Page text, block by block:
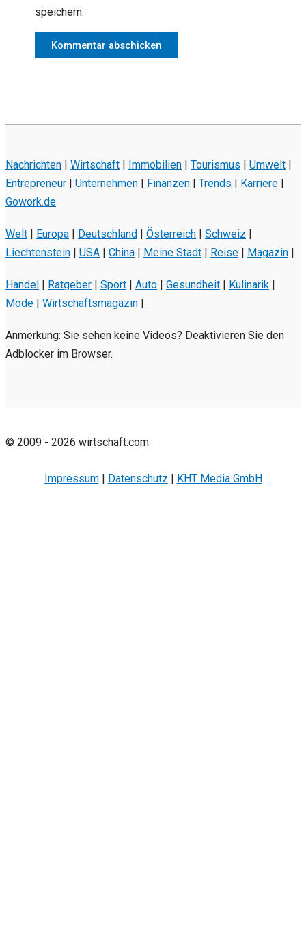
speichern.
Nachrichten | Wirtschaft | Immobilien | Tourismus | Umwelt |
Entrepreneur | Unternehmen | Finanzen | Trends | Karriere |
Gowork.de
Welt | Europa | Deutschland | Österreich | Schweiz |
Liechtenstein | USA | China | Meine Stadt | Reise | Magazin |
Handel | Ratgeber | Sport | Auto | Gesundheit | Kulinarik |
Mode | Wirtschaftsmagazin |
Anmerkung: Sie sehen keine Videos? Deaktivieren Sie den
Adblocker im Browser.
© 2009 - 2026 wirtschaft.com
Impressum| Datenschutz | KHT Media GmbH